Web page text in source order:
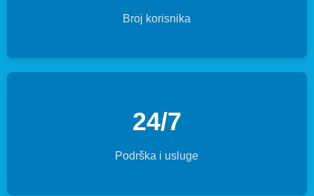
Broj korisnika
24/7
Podrška i usluge